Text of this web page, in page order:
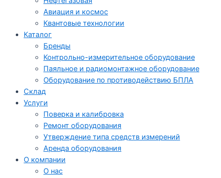
Авиация и космос
Квантовые технологии
Каталог
Бренды
Контрольно-измерительное оборудование
Паяльное и радиомонтажное оборудование
Оборудование по противодействию БПЛА
Склад
Услуги
Поверка и калибровка
Ремонт оборудования
Утверждение типа средств измерений
Аренда оборудования
О компании
О нас